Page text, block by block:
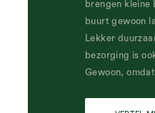
brengen kleine
buurt gewoon
Lekker
bezorging is
Gewoon,